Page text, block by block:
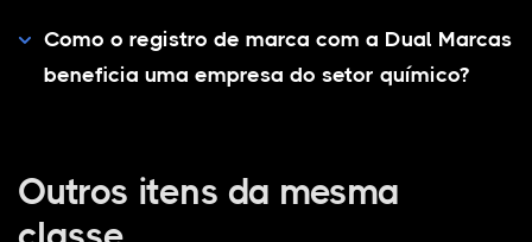
Como o registro de marca com a Dual Marcas
beneficia uma empresa do setor químico?
Outros itens da mesma